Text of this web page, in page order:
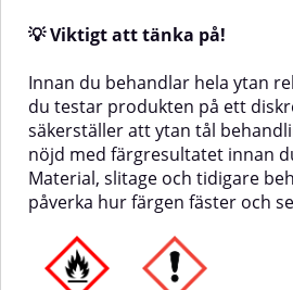
💡 Viktigt att tänka på!
Innan du behandlar hela ytan
du testar produkten på ett
säkerställer att ytan tål
nöjd med färgresultatet innan
Material, slitage och tidigare
påverka hur färgen fäster och